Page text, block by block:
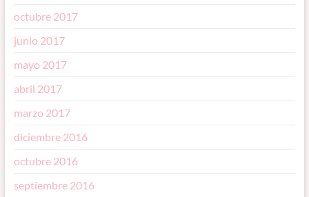
octubre 2017
junio 2017
mayo 2017
abril 2017
marzo 2017
diciembre 2016
octubre 2016
septiembre 2016